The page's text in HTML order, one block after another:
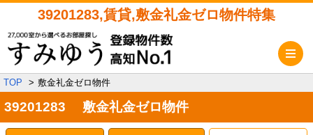
39201283,賃貸,敷金礼金ゼロ物件特集
TOP 敷金礼金ゼロ物件
39201283 敷金礼金ゼロ物件